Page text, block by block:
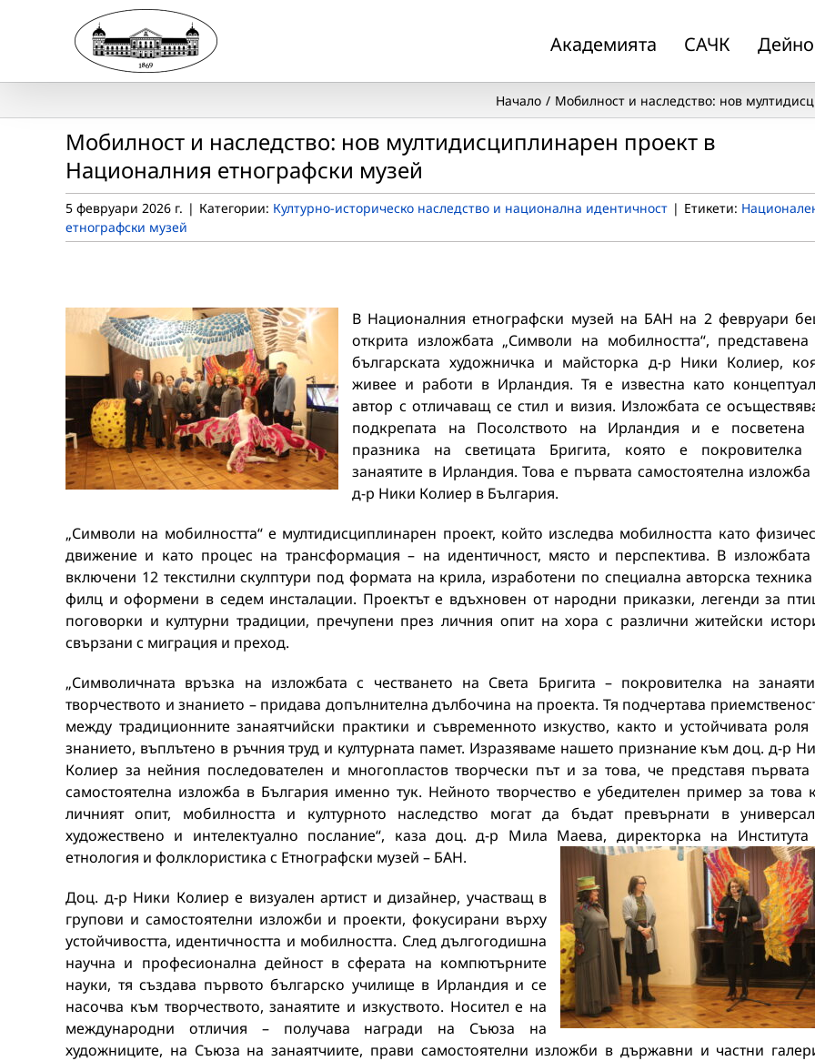
Академията САЧК
Начало Мобилност и наследство: нов
Мобилност и наследство: нов мултидисциплинарен проект в
Националния етнографски музей
5 февруари 2026 г. | Категории: Културно-историческо наследство и национална идентичност | Етикети:
етнографски музей
В Националния етнографски музей на БАН на 2 февруари
открита изложбата „Символи на мобилността“, представена
българската художничка и майсторка д-р Ники Колиер,
живее и работи в Ирландия. Тя е известна като
автор с отличаващ се стил и визия. Изложбата се
подкрепата на Посолството на Ирландия и е посветена
празника на светицата Бригита, която е покровителка
занаятите в Ирландия. Това е първата самостоятелна изложба
д-р Ники Колиер в България.
„Символи на мобилността“ е мултидисциплинарен проект, който изследва мобилността като
движение и като процес на трансформация – на идентичност, място и перспектива. В изложбата
включени 12 текстилни скулптури под формата на крила, изработени по специална авторска
филц и оформени в седем инсталации. Проектът е вдъхновен от народни приказки, легенди за
поговорки и културни традиции, пречупени през личния опит на хора с различни житейски
свързани с миграция и преход.
„Символичната връзка на изложбата с честването на Света Бригита – покровителка на
творчеството и знанието – придава допълнителна дълбочина на проекта. Тя подчертава
между традиционните занаятчийски практики и съвременното изкуство, както и устойчивата роля
знанието, въплътено в ръчния труд и културната памет. Изразяваме нашето признание към доц. д-р
Колиер за нейния последователен и многопластов творчески път и за това, че представя първата
самостоятелна изложба в България именно тук. Нейното творчество е убедителен пример за това
личният опит, мобилността и културното наследство могат да бъдат превърнати в
художествено и интелектуално послание“, каза доц. д-р Мила Маева, директорка на Института
етнология и фолклористика с Етнографски музей – БАН.
Доц. д-р Ники Колиер е визуален артист и дизайнер, участващ в
групови и самостоятелни изложби и проекти, фокусирани върху
устойчивостта, идентичността и мобилността. След дългогодишна
научна и професионална дейност в сферата на компютърните
науки, тя създава първото българско училище в Ирландия и се
насочва към творчеството, занаятите и изкуството. Носител е на
международни отличия – получава награди на Съюза на
художниците, на Съюза на занаятчиите, прави самостоятелни изложби в държавни и частни